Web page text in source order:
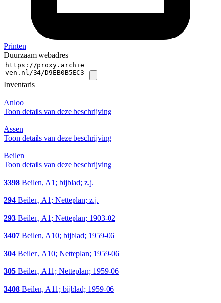
Printen
Duurzaam webadres
Inventaris
Anloo
Toon details van deze beschrijving
Assen
Toon details van deze beschrijving
Beilen
Toon details van deze beschrijving
3398 Beilen, A1; bijblad; z.j.
294 Beilen, A1; Netteplan; z.j.
293 Beilen, A1; Netteplan; 1903-02
3407 Beilen, A10; bijblad; 1959-06
304 Beilen, A10; Netteplan; 1959-06
305 Beilen, A11; Netteplan; 1959-06
3408 Beilen, A11; bijblad; 1959-06